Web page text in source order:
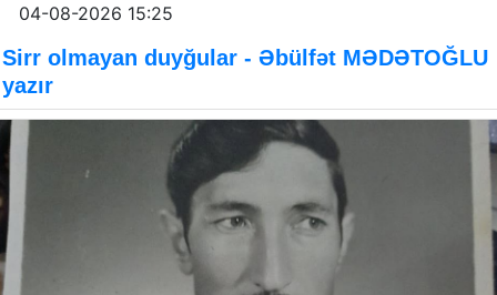
04-08-2026 15:25
Sirr olmayan duyğular - Əbülfət MƏDƏTOĞLU
yazır